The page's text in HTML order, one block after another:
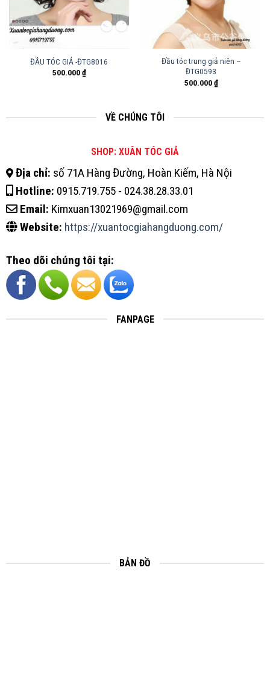
ĐẦU TÓC GIẢ -ĐTG8016
500.000₫
Đầu tóc trung giả niên –
ĐTG0593
500.000₫
VỀ CHÚNG TÔI
SHOP: XUÂN TÓC GIẢ
Địa chỉ: số 71A Hàng Đường, Hoàn Kiếm, Hà Nội
Hotline: 0915.719.755 - 024.38.28.33.01
Email: Kimxuan13021969@gmail.com
Website: https://xuantocgiahangduong.com/
Theo dõi chúng tôi tại:
FANPAGE
BẢN ĐỒ